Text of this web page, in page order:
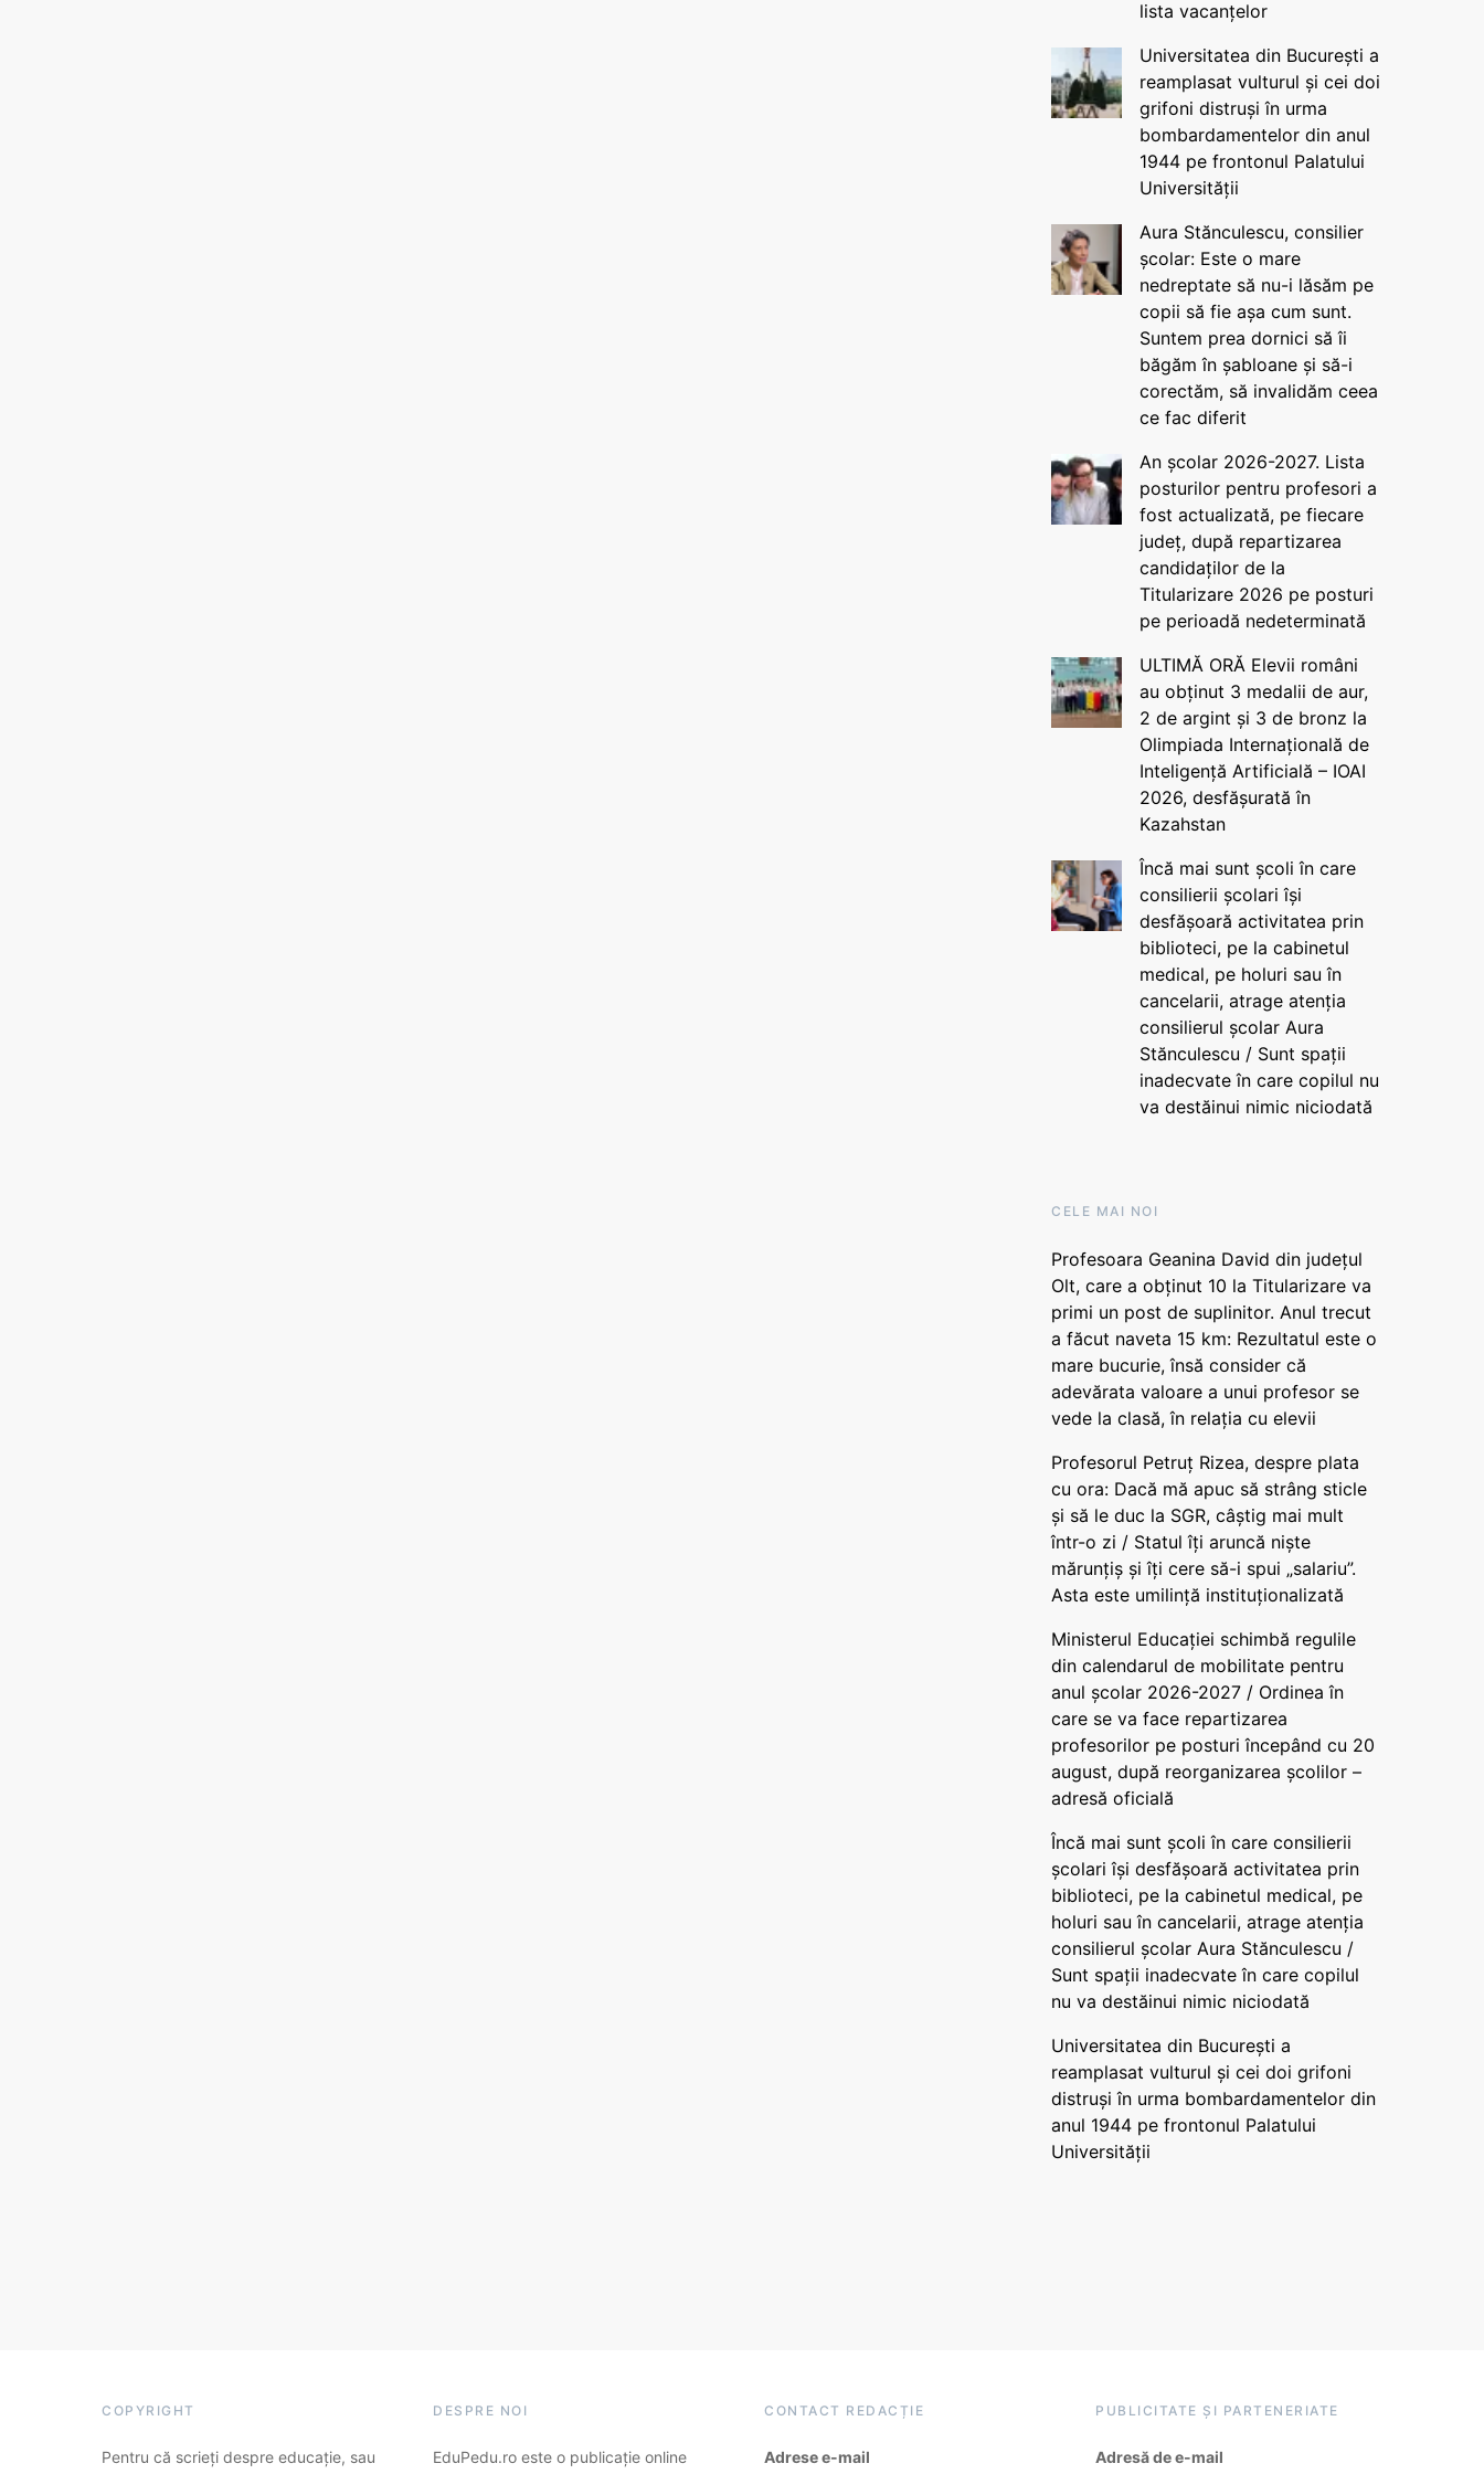
lista vacanțelor
Universitatea din București a
reamplasat vulturul și cei doi
grifoni distruși în urma
bombardamentelor din anul
1944 pe frontonul Palatului
Universității
Aura Stănculescu, consilier
școlar: Este o mare
nedreptate să nu-i lăsăm pe
copii să fie așa cum sunt.
Suntem prea dornici să îi
băgăm în șabloane și să-i
corectăm, să invalidăm ceea
ce fac diferit
An școlar 2026-2027. Lista
posturilor pentru profesori a
fost actualizată, pe fiecare
județ, după repartizarea
candidaților de la
Titularizare 2026 pe posturi
pe perioadă nedeterminată
ULTIMĂ ORĂ Elevii români
au obținut 3 medalii de aur,
2 de argint și 3 de bronz la
Olimpiada Internațională de
Inteligență Artificială – IOAI
2026, desfășurată în
Kazahstan
Încă mai sunt școli în care
consilierii școlari își
desfășoară activitatea prin
biblioteci, pe la cabinetul
medical, pe holuri sau în
cancelarii, atrage atenția
consilierul școlar Aura
Stănculescu / Sunt spații
inadecvate în care copilul nu
va destăinui nimic niciodată
CELE MAI NOI
Profesoara Geanina David din județul
Olt, care a obținut 10 la Titularizare va
primi un post de suplinitor. Anul trecut
a făcut naveta 15 km: Rezultatul este o
mare bucurie, însă consider că
adevărata valoare a unui profesor se
vede la clasă, în relația cu elevii
Profesorul Petruț Rizea, despre plata
cu ora: Dacă mă apuc să strâng sticle
și să le duc la SGR, câștig mai mult
într-o zi / Statul îți aruncă niște
mărunțiș și îți cere să-i spui „salariu”.
Asta este umilință instituționalizată
Ministerul Educației schimbă regulile
din calendarul de mobilitate pentru
anul școlar 2026-2027 / Ordinea în
care se va face repartizarea
profesorilor pe posturi începând cu 20
august, după reorganizarea școlilor –
adresă oficială
Încă mai sunt școli în care consilierii
școlari își desfășoară activitatea prin
biblioteci, pe la cabinetul medical, pe
holuri sau în cancelarii, atrage atenția
consilierul școlar Aura Stănculescu /
Sunt spații inadecvate în care copilul
nu va destăinui nimic niciodată
Universitatea din București a
reamplasat vulturul și cei doi grifoni
distruși în urma bombardamentelor din
anul 1944 pe frontonul Palatului
Universității
COPYRIGHT
Pentru că scrieți despre educație, sau
DESPRE NOI
EduPedu.ro este o publicație online
CONTACT REDACȚIE
Adrese e-mail
PUBLICITATE ȘI PARTENERIATE
Adresă de e-mail